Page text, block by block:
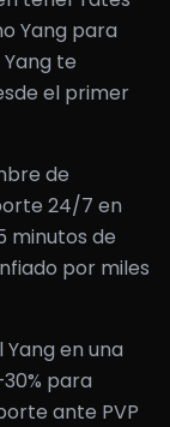
Yang para
te
el primer
de
24/7 en
minutos de
por miles
en una
para
ante PVP